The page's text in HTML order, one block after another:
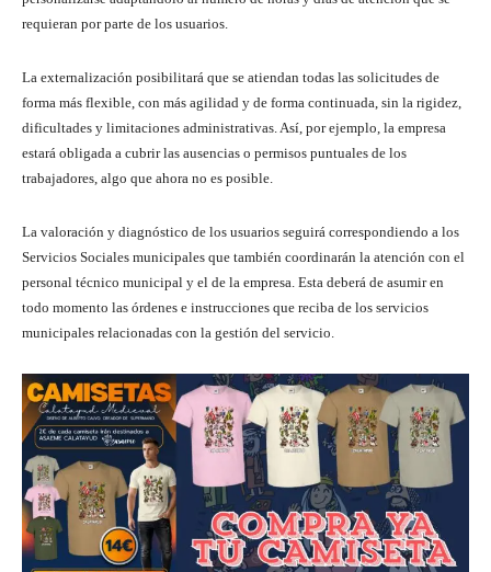
requieran por parte de los usuarios.
La externalización posibilitará que se atiendan todas las solicitudes de
forma más flexible, con más agilidad y de forma continuada, sin la rigidez,
dificultades y limitaciones administrativas. Así, por ejemplo, la empresa
estará obligada a cubrir las ausencias o permisos puntuales de los
trabajadores, algo que ahora no es posible.
La valoración y diagnóstico de los usuarios seguirá correspondiendo a los
Servicios Sociales municipales que también coordinarán la atención con el
personal técnico municipal y el de la empresa. Esta deberá de asumir en
todo momento las órdenes e instrucciones que reciba de los servicios
municipales relacionadas con la gestión del servicio.